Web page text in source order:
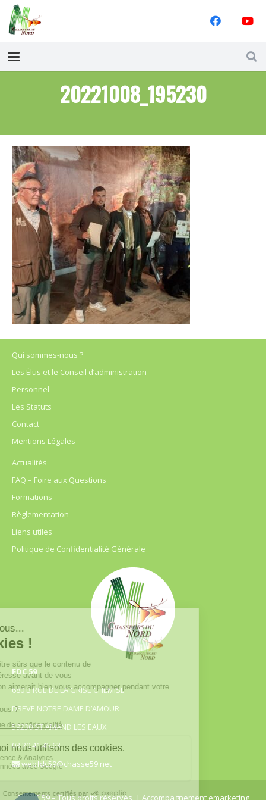
20221008_195230
Qui sommes-nous ?
Les Élus et le Conseil d’administration
Personnel
Les Statuts
Contact
Mentions Légales
Actualités
FAQ – Foire aux Questions
Formations
Règlementation
Liens utiles
Politique de Confidentialité Générale
FDC 59
680 B RUE DE LA GRISE CHEMISE
DREVE NOTRE DAME D’AMOUR
59230 ST AMAND LES EAUX
03.20.41.45.63
webfdc59@chasse59.net
© FDC 59 – Tous droits réservés | Accompagnement emarketing